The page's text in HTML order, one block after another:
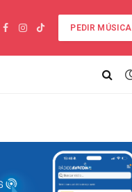
Facebook
Instagram
TikTok
PEDIR MÚSICA